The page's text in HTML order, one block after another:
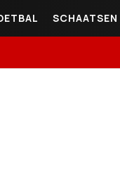
SCHAATSEN